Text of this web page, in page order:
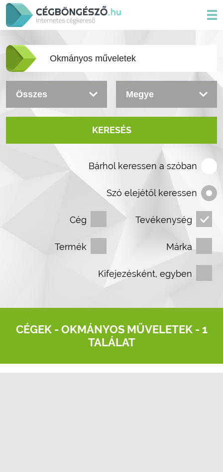
KERESÉS
Bárhol keressen a szóban
Szó elejétől keressen
Cég Tevékenység
Termék Márka
Kifejezésként, egyben
CÉGEK - OKMÁNYOS MŰVELETEK- 1
TALÁLAT